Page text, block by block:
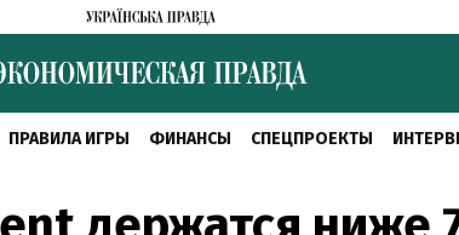
ПРАВИЛА ИГРЫ ФИНАНСЫ СПЕЦПРОЕКТЫ